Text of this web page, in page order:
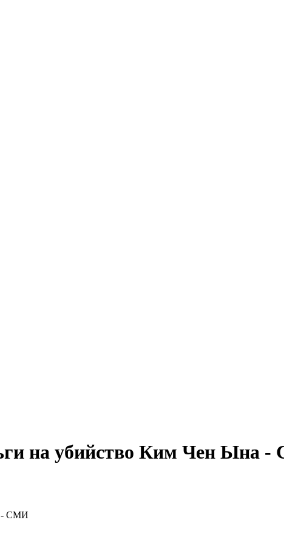
на убийство Ким Чен Ына